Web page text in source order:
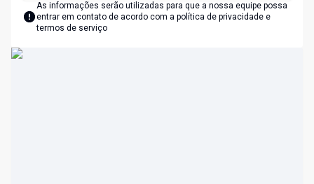
As informações serão utilizadas para que a nossa equipe possa
entrar em contato de acordo com a política de privacidade e
termos de serviço